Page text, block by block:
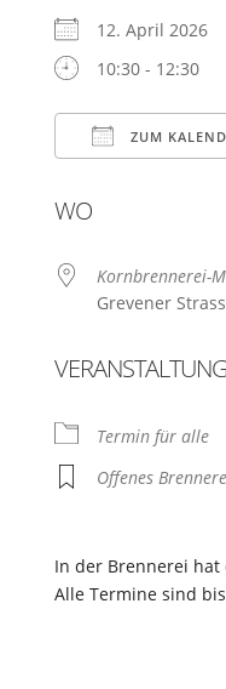
12. April 2026
10:30 - 12:30
ZUM
WO
Kornbrennerei-
Grevener
Termin für alle
Offenes
In der Brennerei
Alle Termine sind